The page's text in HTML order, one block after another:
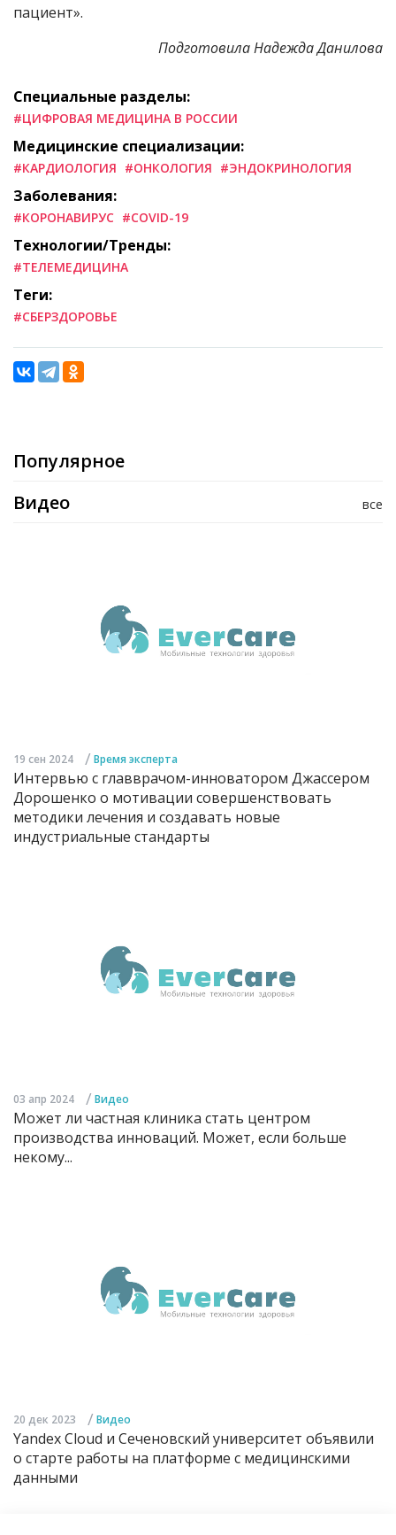
пациент».
Подготовила Надежда Данилова
Специальные разделы:
#ЦИФРОВАЯ МЕДИЦИНА В РОССИИ
Медицинские специализации:
#КАРДИОЛОГИЯ #ОНКОЛОГИЯ #ЭНДОКРИНОЛОГИЯ
Заболевания:
#КОРОНАВИРУС #COVID-19
Технологии/Тренды:
#ТЕЛЕМЕДИЦИНА
Теги:
#СБЕРЗДОРОВЬЕ
Популярное
все
Видео
19 сен 2024 / Время эксперта
Интервью с главврачом-инноватором Джассером
Дорошенко о мотивации совершенствовать
методики лечения и создавать новые
индустриальные стандарты
03 апр 2024 / Видео
Может ли частная клиника стать центром
производства инноваций. Может, если больше
некому...
20 дек 2023 / Видео
Yandex Cloud и Сеченовский университет объявили
о старте работы на платформе с медицинскими
данными